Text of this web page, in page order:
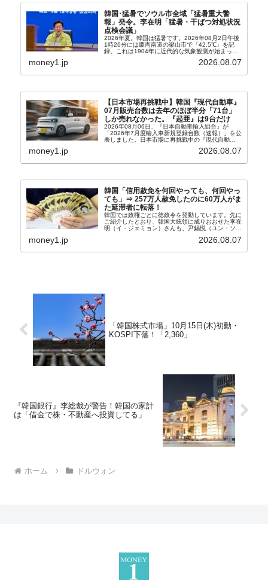
韓国･猛暑でソウル市全域「猛暑重大警
報」発令。李在明「猛暑・干ばつ対処状況
点検会議」
2026年夏。韓国は猛暑です。2026年08月2日午後
1時26分には慶尚南道の梁山市で「42.5℃」を記
録。これは1904年に近代的な気象観測が始まって
ウル市全域への「猛暑重大警報」が発令され...
money1.jp 2026.08.07
【日本市場再挑戦中】韓国『現代自動車』
07月販売台数は去年のほぼ半分「71台」
しか売れなかった。『起亜』は9台だけ
2026年08月06日、『日本自動車輸入組合』が
「2026年7月度輸入車新規登録台数（速報）」を公
表しました。日本市場に再挑戦中の『現代自動
台数はこの中に捉えられているはずです。先月から
money1.jp 2026.08.07
韓国「信用赦免を何回やっても、何回やっ
ても」⇒ 257万人赦免したのに60万人がま
た延滞者に転落！
韓国では政権ごとに徳政令を発動しています。先に
ご紹介したとおり、韓国大統領に成りおおせた李在
明（イ・ジェミョン）さんも、尹錫悦（ユン・ソギ
バンクにして不良債権の買い取りを行い、分割償還
money1.jp 2026.08.07
「韓国株式市場」10月15日(木)初動・
KOSPI下落！「2,360」
『韓国銀行』李総裁が警告！韓国の家計
は「借金で株・不動産へ投資してる」
ホーム ドルウォン